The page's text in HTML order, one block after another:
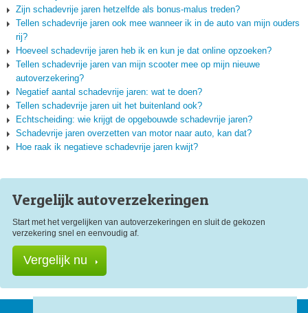
Zijn schadevrije jaren hetzelfde als bonus-malus treden?
Tellen schadevrije jaren ook mee wanneer ik in de auto van mijn ouders
rij?
Hoeveel schadevrije jaren heb ik en kun je dat online opzoeken?
Tellen schadevrije jaren van mijn scooter mee op mijn nieuwe
autoverzekering?
Negatief aantal schadevrije jaren: wat te doen?
Tellen schadevrije jaren uit het buitenland ook?
Echtscheiding: wie krijgt de opgebouwde schadevrije jaren?
Schadevrije jaren overzetten van motor naar auto, kan dat?
Hoe raak ik negatieve schadevrije jaren kwijt?
Vergelijk autoverzekeringen
Start met het vergelijken van autoverzekeringen en sluit de gekozen
verzekering snel en eenvoudig af.
Vergelijk nu